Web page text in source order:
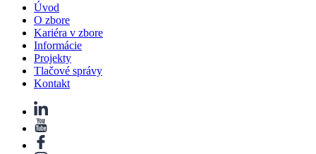
Úvod
O zbore
Kariéra v zbore
Informácie
Projekty
Tlačové správy
Kontakt